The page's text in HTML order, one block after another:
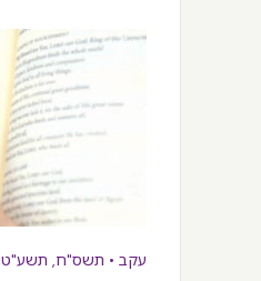
עקב • תשס"ח, תשע"ט